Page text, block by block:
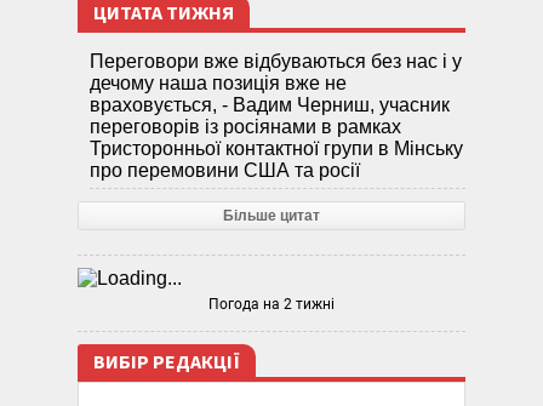
ЦИТАТА ТИЖНЯ
Переговори вже відбуваються без нас і у
дечому наша позиція вже не
враховується, - Вадим Черниш, учасник
переговорів із росіянами в рамках
Тристоронньої контактної групи в Мінську
про перемовини США та росії
Більше цитат
Погода на 2 тижні
ВИБІР РЕДАКЦІЇ